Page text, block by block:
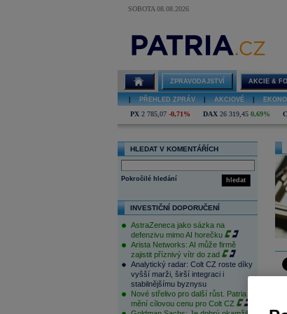
SOBOTA 08.08.2026
ZPRAVODAJSTVÍ AKCIE &
PŘEHLED ZPRÁV AKCIOVÉ
PX 2 785,07 -0,71% DAX 26 319,45 0,69%
HLEDAT V KOMENTÁŘÍCH
hledat
Pokročilé hledání
INVESTIČNÍ DOPORUČENÍ
AstraZeneca jako sázka na
defenzivu mimo AI horečku
Arista Networks: AI může firmě
zajistit příznivý vítr do zad
Analytický radar: Colt CZ roste díky
vyšší marži, širší integraci i
stabilnějšímu byznysu
Nové střelivo pro další růst. Patria
mění cílovou cenu pro Colt CZ